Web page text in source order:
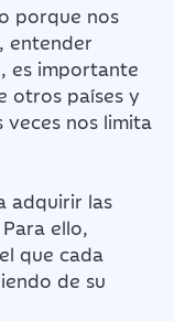
porque nos
entender
es importante
otros países y
veces nos limita
adquirir las
ello,
que cada
de su